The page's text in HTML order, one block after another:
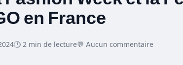
en France
🕐 2 min de lecture💬 Aucun commentaire